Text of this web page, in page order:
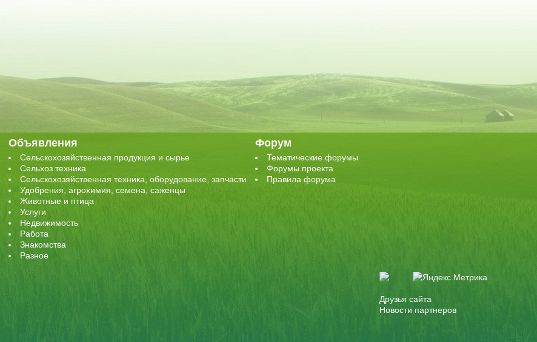
Объявления
Сельскохозяйственная продукция и сырье
Сельхоз техника
Сельскохозяйственная техника, оборудование, запчасти
Удобрения, агрохимия, семена, саженцы
Животные и птица
Услуги
Недвижимость
Работа
Знакомства
Разное
Форум
Тематические форумы
Форумы проекта
Правила форума
Друзья сайта
Новости партнеров